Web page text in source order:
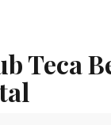
Teca